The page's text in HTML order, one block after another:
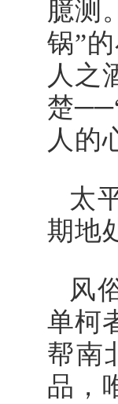
臆测
锅”
人之
楚
人的
太
期地
风
单柯
帮南
品，